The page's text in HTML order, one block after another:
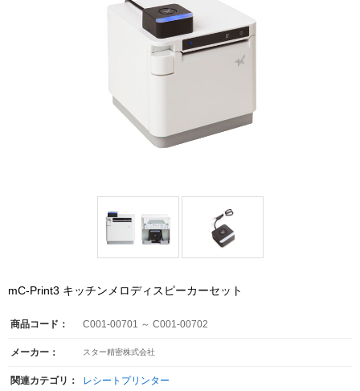
mC-Print3 キッチンメロディスピーカーセット
商品コード： C001-00701 ～ C001-00702
メーカー： スター精密株式会社
関連カテゴリ：
レシートプリンター